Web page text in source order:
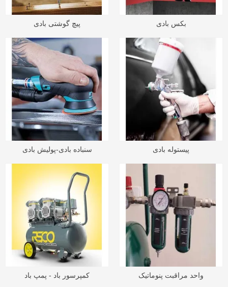
بکس بادی پیچ گوشتی بادی
پیستوله بادی سنباده بادی-پولیش بادی
واحد مراقبت پنوماتیک کمپرسور باد - پمپ باد